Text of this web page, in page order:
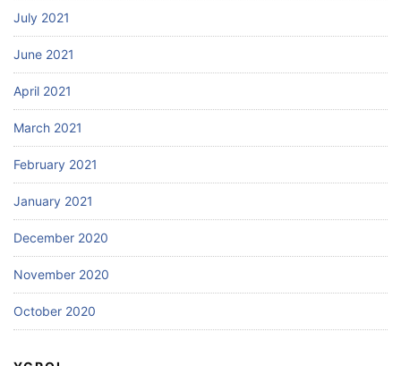
July 2021
June 2021
April 2021
March 2021
February 2021
January 2021
December 2020
November 2020
October 2020